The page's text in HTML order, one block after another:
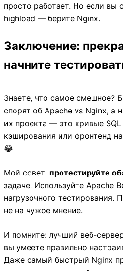
просто работает. Но если вы
highload — берите Nginx.
Заключение:
начните
Знаете, что самое смешное?
спорят об Apache vs Nginx, а
их проекта — это кривые
кэширования или фронтенд
😂
Мой совет: протестируйте
задаче. Используйте Apache
нагрузочного тестирования.
не на чужое мнение.
И помните: лучший веб-
вы умеете правильно
Даже самый быстрый Nginx